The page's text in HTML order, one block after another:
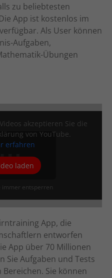
zu beliebtesten
App ist kostenlos im
Als User können
Aufgaben,
Übungen
akzeptieren Sie die
von YouTube.
erfahren
laden
immer entsperren
App, die
entworfen
App über 70 Millionen
Sie Aufgaben und Tests
Sie können